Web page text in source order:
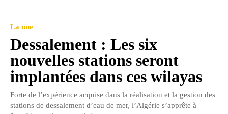
La une
Dessalement : Les six
nouvelles stations seront
implantées dans ces wilayas
Forte de l’expérience acquise dans la réalisation et la gestion des
stations de dessalement d’eau de mer, l’Algérie s’apprête à